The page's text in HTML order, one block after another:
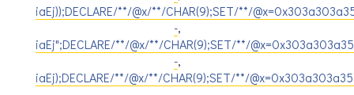
iaEj));DECLARE/**/@x/**/CHAR(9);SET/**/
-,
iaEj";DECLARE/**/@x/**/CHAR(9);SET/**/
-,
iaEj);DECLARE/**/@x/**/CHAR(9);SET/**/